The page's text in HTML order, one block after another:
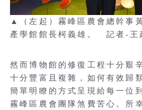
▲（左起）霧峰區農會總幹事
產學館館長柯義雄。 記者-王
然而博物館的修復工程十分艱
十分豐富且複雜，如何有效歸
簡單明瞭的方式呈現給每一位
霧峰區農會團隊煞費苦心。所